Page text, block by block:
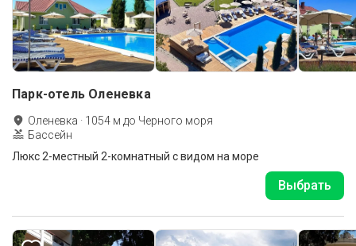
Парк-отель Оленевка
Оленевка · 1054 м до Черного моря
Бассейн
Люкс 2-местный 2-комнатный с видом на море
Выбрать